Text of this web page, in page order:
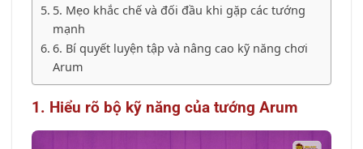
5. Mẹo khắc chế và đối đầu khi gặp các tướng
mạnh
6. Bí quyết luyện tập và nâng cao kỹ năng chơi
Arum
1. Hiểu rõ bộ kỹ năng của tướng Arum